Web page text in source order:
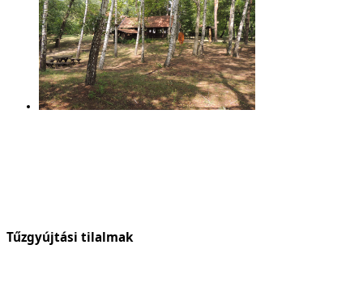
Tűzgyújtási tilalmak